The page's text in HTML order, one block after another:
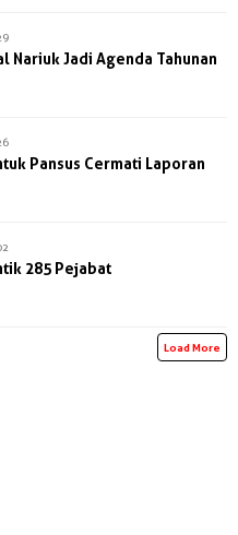
Nariuk Jadi Agenda Tahunan
Pansus Cermati Laporan
285 Pejabat
Load More